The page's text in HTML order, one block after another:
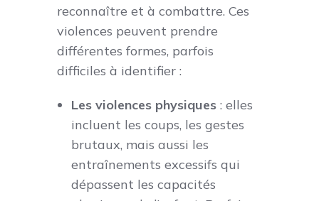
reconnaître et à combattre. Ces
violences peuvent prendre
différentes formes, parfois
difficiles à identifier :
Les violences physiques : elles
incluent les coups, les gestes
brutaux, mais aussi les
entraînements excessifs qui
dépassent les capacités